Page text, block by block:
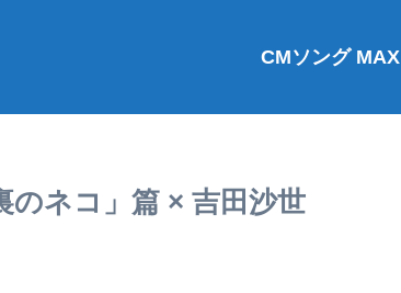
CMソング MAX
のネコ」篇 × 吉田沙世